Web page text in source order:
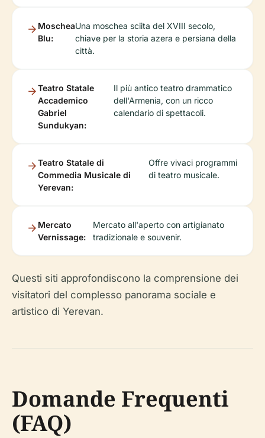
Moschea
Blu:
Una moschea sciita del XVIII secolo,
chiave per la storia azera e persiana della
città.
Teatro Statale
Accademico
Gabriel
Sundukyan:
Il più antico teatro drammatico
dell'Armenia, con un ricco
calendario di spettacoli.
Teatro Statale di
Commedia Musicale di
Yerevan:
Offre vivaci programmi
di teatro musicale.
Mercato
Vernissage:
Mercato all'aperto con artigianato
tradizionale e souvenir.
Questi siti approfondiscono la comprensione dei
visitatori del complesso panorama sociale e
artistico di Yerevan.
Domande Frequenti
(FAQ)